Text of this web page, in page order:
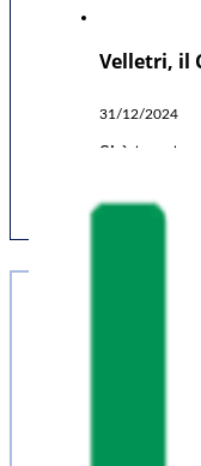
Velletri, il
31/12/2024
Si è tenuta